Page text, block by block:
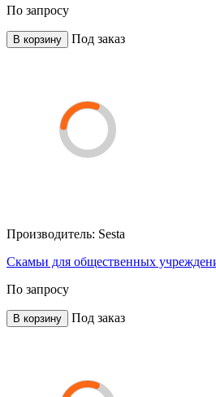
По запросу
В корзину Под заказ
Производитель: Sesta
Скамьи для общественных
По запросу
В корзину Под заказ